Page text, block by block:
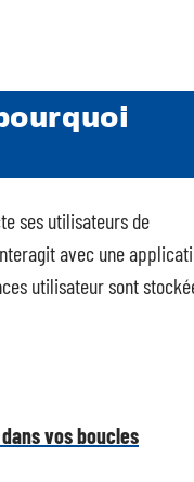
ses utilisateurs de
avec une
utilisateur sont
vos boucles